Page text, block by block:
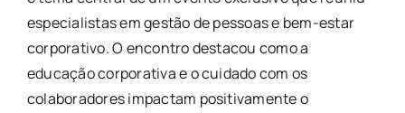
especialistas em gestão de pessoas e bem-estar
corporativo. O encontro destacou como a
educação corporativa e o cuidado com os
colaboradores impactam positivamente o